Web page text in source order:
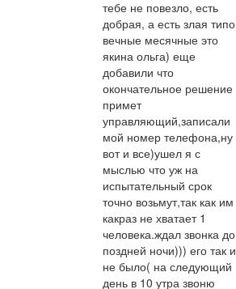
тебе не повезло, есть
добрая, а есть злая типо
вечные месячные это
якина ольга) еще
добавили что
окончательное решение
примет
управляющий,записали
мой номер телефона,ну
вот и все)ушел я с
мыслью что уж на
испытательный срок
точно возьмут,так как им
какраз не хватает 1
человека.ждал звонка до
поздней ночи))) его так и
не было( на следующий
день в 10 утра звоню